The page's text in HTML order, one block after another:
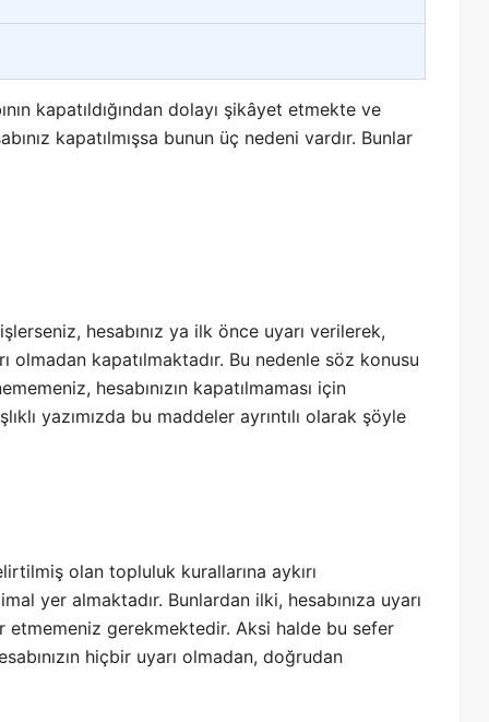
kapatıldığından dolayı şikâyet etmekte ve
kapatılmışsa bunun üç nedeni vardır. Bunlar
hesabınız ya ilk önce uyarı verilerek,
olmadan kapatılmaktadır. Bu nedenle söz konusu
hesabınızın kapatılmaması için
yazımızda bu maddeler ayrıntılı olarak şöyle
olan topluluk kurallarına aykırı
yer almaktadır. Bunlardan ilki, hesabınıza uyarı
etmemeniz gerekmektedir. Aksi halde bu sefer
hiçbir uyarı olmadan, doğrudan